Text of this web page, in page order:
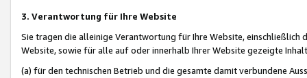
3. Verantwortung für Ihre Website
Sie tragen die alleinige Verantwortung für Ihre Website,
Website, sowie für alle auf oder innerhalb Ihrer Website gezeigte
(a) für den technischen Betrieb und die gesamte damit verbundene